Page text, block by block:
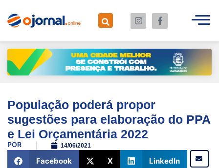
População poderá propor
sugestões para elaboração do PPA
e Lei Orçamentária 2022
POR 14/06/2021
Facebook X LinkedIn